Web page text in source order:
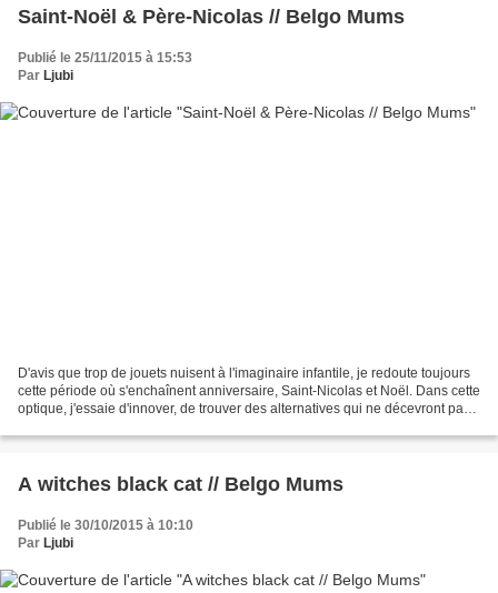
Saint-Noël & Père-Nicolas // Belgo Mums
Publié le 25/11/2015 à 15:53
Par Ljubi
D'avis que trop de jouets nuisent à l'imaginaire infantile, je redoute toujours
cette période où s'enchaînent anniversaire, Saint-Nicolas et Noël. Dans cette
optique, j'essaie d'innover, de trouver des alternatives qui ne décevront pas
A witches black cat // Belgo Mums
Publié le 30/10/2015 à 10:10
Par Ljubi